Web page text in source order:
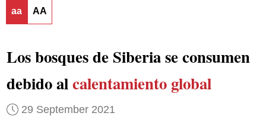
aa AA
Los bosques de Siberia se consumen
debido alcalentamiento global
29 September 2021